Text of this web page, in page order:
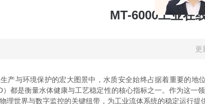
MT-6000工业在
更
与环境保护的宏大图景中，水质安全始终占据着重要的地
）都是衡量水体健康与工艺稳定性的核心指标之一。作为这一领
理世界与数字监控的关键纽带，为工业流体系统的稳定运行提